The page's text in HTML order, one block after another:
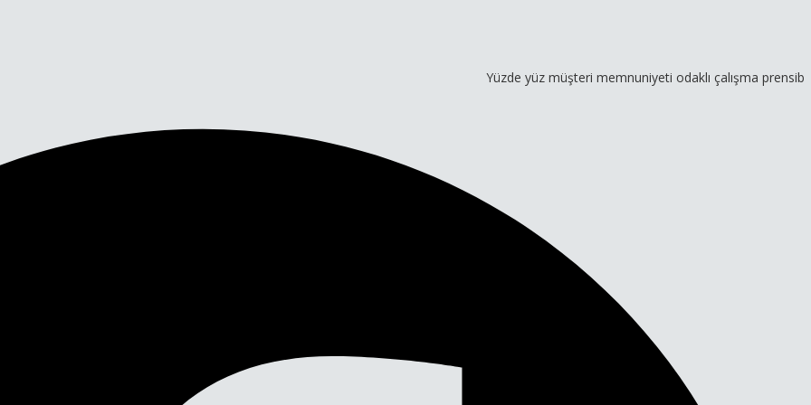
Yüzde yüz müşteri memnuniyeti odaklı çalışma prensibimiz ve